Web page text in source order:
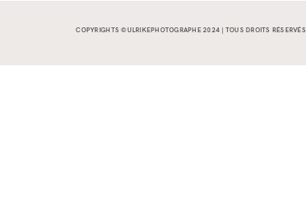
COPYRIGHTS ©ULRIKEPHOTOGRAPHE 2024 | TOUS DROITS RÉSERVÉS